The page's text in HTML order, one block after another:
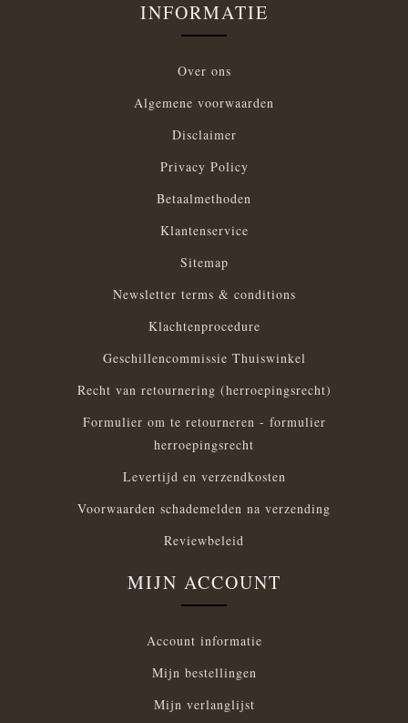
INFORMATIE
Over ons
Algemene voorwaarden
Disclaimer
Privacy Policy
Betaalmethoden
Klantenservice
Sitemap
Newsletter terms & conditions
Klachtenprocedure
Geschillencommissie Thuiswinkel
Recht van retournering (herroepingsrecht)
Formulier om te retourneren - formulier
herroepingsrecht
Levertijd en verzendkosten
Voorwaarden schademelden na verzending
Reviewbeleid
MIJN ACCOUNT
Account informatie
Mijn bestellingen
Mijn verlanglijst